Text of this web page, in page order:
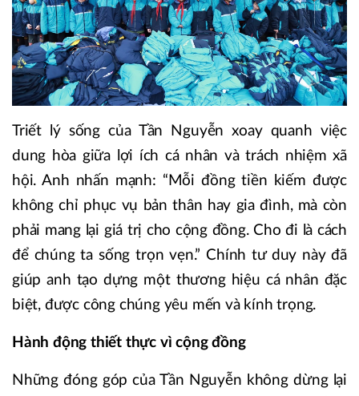
Triết lý sống của Tần Nguyễn xoay quanh việc
dung hòa giữa lợi ích cá nhân và trách nhiệm xã
hội. Anh nhấn mạnh: “Mỗi đồng tiền kiếm được
không chỉ phục vụ bản thân hay gia đình, mà còn
phải mang lại giá trị cho cộng đồng. Cho đi là cách
để chúng ta sống trọn vẹn.” Chính tư duy này đã
giúp anh tạo dựng một thương hiệu cá nhân đặc
biệt, được công chúng yêu mến và kính trọng.
Hành động thiết thực vì cộng đồng
Những đóng góp của Tần Nguyễn không dừng lại